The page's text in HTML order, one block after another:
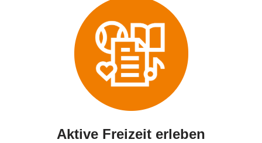
Aktive Freizeit erleben